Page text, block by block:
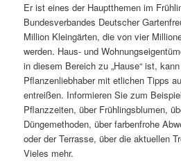
Er ist eines der Hauptthemen im
Bundesverbandes Deutscher
Million Kleingärten, die von vier
werden. Haus- und
in diesem Bereich zu „Hause“ ist,
Pflanzenliebhaber mit etlichen Tipps
entreißen. Informieren Sie zum
Pflanzzeiten, über Frühlingsblumen,
Düngemethoden, über farbenfrohe
oder der Terrasse, über die aktuellen
Vieles mehr.